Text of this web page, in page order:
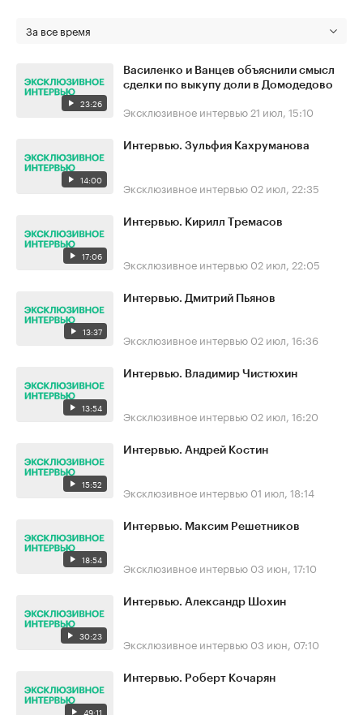
За все время
23:26
Василенко и Ванцев объяснили смысл
сделки по выкупу доли в Домодедово
Эксклюзивное интервью 21 июл, 15:10
14:00
Интервью. Зульфия Кахруманова
Эксклюзивное интервью 02 июл, 22:35
17:06
Интервью. Кирилл Тремасов
Эксклюзивное интервью 02 июл, 22:05
13:37
Интервью. Дмитрий Пьянов
Эксклюзивное интервью 02 июл, 16:36
13:54
Интервью. Владимир Чистюхин
Эксклюзивное интервью 02 июл, 16:20
15:52
Интервью. Андрей Костин
Эксклюзивное интервью 01 июл, 18:14
18:54
Интервью. Максим Решетников
Эксклюзивное интервью 03 июн, 17:10
30:23
Интервью. Александр Шохин
Эксклюзивное интервью 03 июн, 07:10
49:11
Интервью. Роберт Кочарян